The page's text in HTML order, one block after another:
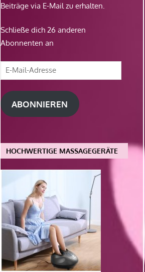
Beiträge via E-Mail zu erhalten.
Schließe dich 26 anderen
Abonnenten an
E-
Mail-
Adresse
ABONNIEREN
HOCHWERTIGE MASSAGEGERÄTE